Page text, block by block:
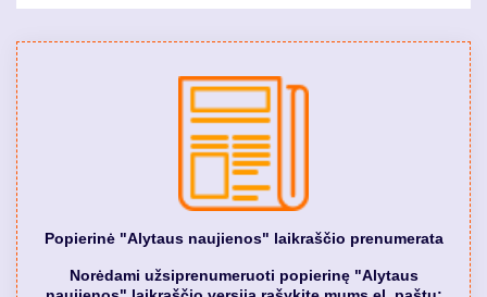
Popierinė "Alytaus naujienos" laikraščio prenumerata
Norėdami užsiprenumeruoti popierinę "Alytaus